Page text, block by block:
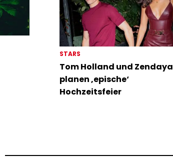
STARS
Tom Holland und Zendaya
planen ‚epische‘
Hochzeitsfeier